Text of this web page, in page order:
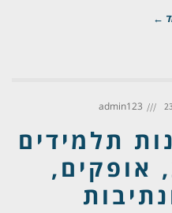
←
admin123
תלמידים
אופקים,